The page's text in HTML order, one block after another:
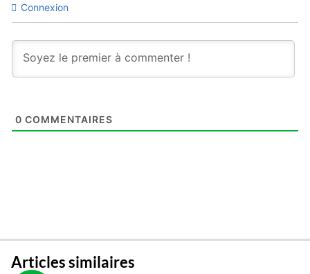
Connexion
0 COMMENTAIRES
Articles similaires